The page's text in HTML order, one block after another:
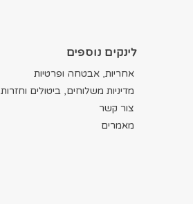
לינקים נוספים
אחריות, אבטחה ופרטיות
מדיניות משלוחים, ביטולים וחזרות
צור קשר
מאמרים